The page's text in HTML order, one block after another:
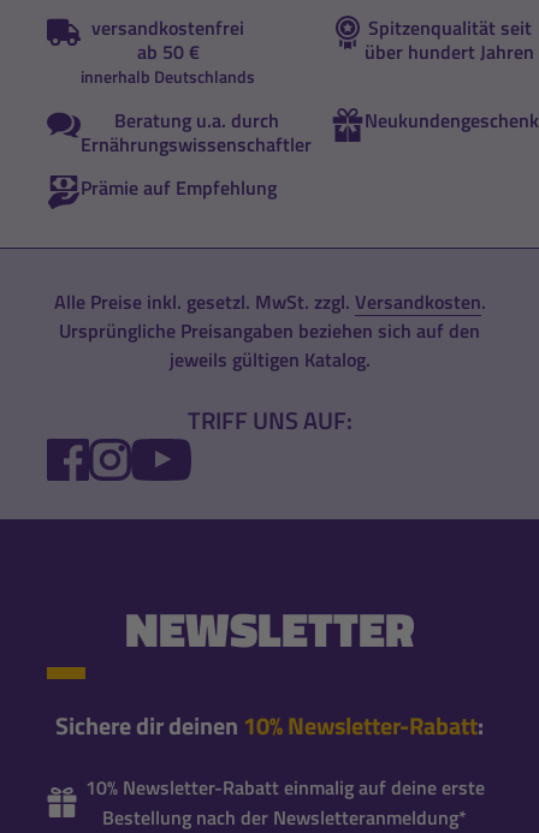
versandkostenfrei
ab 50 €
innerhalb Deutschlands
Spitzenqualität seit
über hundert Jahren
Beratung u.a. durch
Ernährungswissenschaftler
Neukundengeschenk
Prämie auf Empfehlung
Alle Preise inkl. gesetzl. MwSt. zzgl. Versandkosten.
Ursprüngliche Preisangaben beziehen sich auf den
jeweils gültigen Katalog.
TRIFF UNS AUF:
FACEBOOK
INSTAGRAM
YOUTUBE
NEWSLETTER
Sichere dir deinen 10% Newsletter-Rabatt:
10% Newsletter-Rabatt einmalig auf deine erste
Bestellung nach der Newsletteranmeldung*